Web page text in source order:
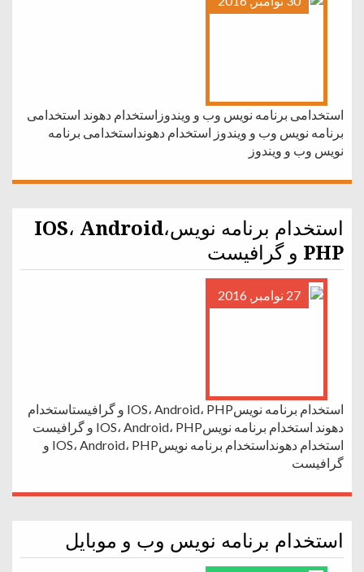
استخدامی برنامه نویس وب و ویندوزاستخدام دهوند استخدامی
برنامه نویس وب و ویندوز استخدام دهونداستخدامی برنامه
نویس وب و ویندوز
استخدام برنامه نویسIOS، Android،
PHP و گرافیست
27 نوامبر, 2016
استخدام برنامه نویسIOS، Android، PHP و گرافیستاستخدام
دهوند استخدام برنامه نویسIOS، Android، PHP و گرافیست
استخدام دهونداستخدام برنامه نویسIOS، Android، PHP و
گرافیست
استخدام برنامه نویس وب و موبایل